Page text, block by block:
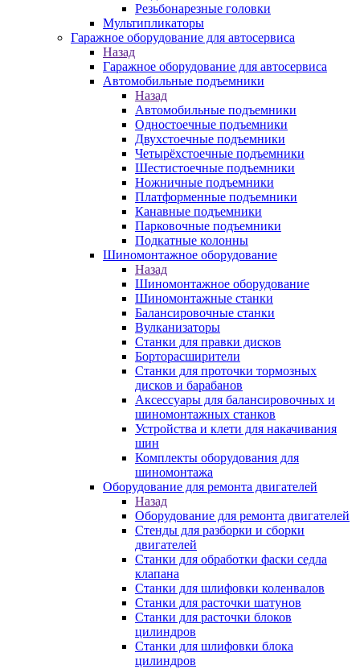
Резьбонарезные головки
Мультипликаторы
Гаражное оборудование для автосервиса
Назад
Гаражное оборудование для автосервиса
Автомобильные подъемники
Назад
Автомобильные подъемники
Одностоечные подъемники
Двухстоечные подъемники
Четырёхстоечные подъемники
Шестистоечные подъемники
Ножничные подъемники
Платформенные подъемники
Канавные подъемники
Парковочные подъемники
Подкатные колонны
Шиномонтажное оборудование
Назад
Шиномонтажное оборудование
Шиномонтажные станки
Балансировочные станки
Вулканизаторы
Станки для правки дисков
Борторасширители
Станки для проточки тормозных
дисков и барабанов
Аксессуары для балансировочных и
шиномонтажных станков
Устройства и клети для накачивания
шин
Комплекты оборудования для
шиномонтажа
Оборудование для ремонта двигателей
Назад
Оборудование для ремонта двигателей
Стенды для разборки и сборки
двигателей
Станки для обработки фаски седла
клапана
Станки для шлифовки коленвалов
Станки для расточки шатунов
Станки для расточки блоков
цилиндров
Станки для шлифовки блока
цилиндров